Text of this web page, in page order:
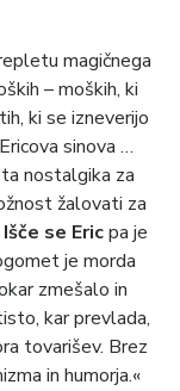
magičnega
– moških, ki
ki se izneverijo
sinova …
nostalgika za
žalovati za
Išče se Ericpa je
je morda
zmešalo in
kar prevlada,
tovarišev. Brez
in humorja.«